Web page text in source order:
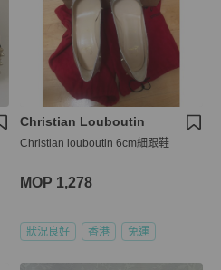
Christian Louboutin
Christian louboutin 6cm細跟鞋
MOP 1,278
狀況良好 香港 免運